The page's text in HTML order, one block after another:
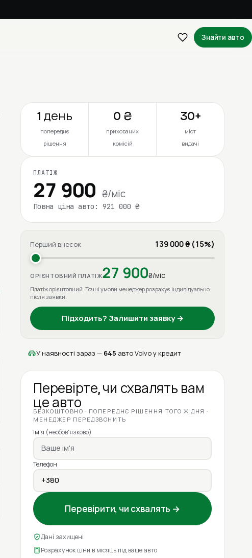
Знайти авто
1 день
попереднє
рішення
0 ₴
прихованих
комісій
30+
міст
видачі
ПЛАТІЖ
27 900 ₴/міс
Повна ціна авто: 921 000 ₴
Перший внесок 139 000 ₴ (15%)
ОРІЄНТОВНИЙ ПЛАТІЖ27 900₴/міс
Платіж орієнтовний. Точні умови менеджер розрахує індивідуально
після заявки.
Підходить? Залишити заявку →
У наявності зараз — 645 авто Volvo у кредит
Перевірте, чи схвалять вам
це авто
БЕЗКОШТОВНО · ПОПЕРЕДНЄ РІШЕННЯ ТОГО Ж ДНЯ ·
МЕНЕДЖЕР ПЕРЕДЗВОНИТЬ
Ім'я (необов'язково)
Телефон
Перевірити, чи схвалять →
Дані захищені
Розрахунок ціни в місяць під ваше авто